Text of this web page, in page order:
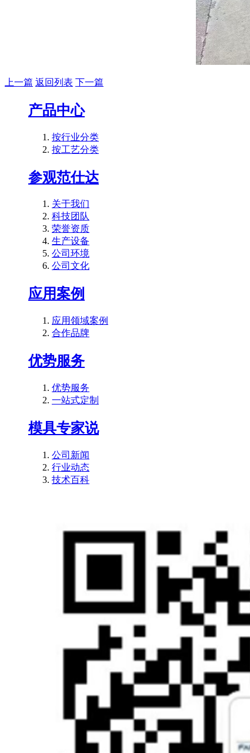
上一篇 返回列表 下一篇
产品中心
按行业分类
按工艺分类
参观范仕达
关于我们
科技团队
荣誉资质
生产设备
公司环境
公司文化
应用案例
应用领域案例
合作品牌
优势服务
优势服务
一站式定制
模具专家说
公司新闻
行业动态
技术百科